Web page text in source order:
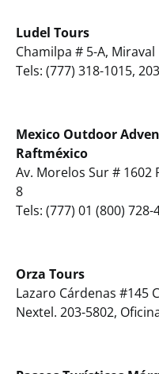
Ludel Tours
Chamilpa # 5-A, Miraval
Tels: (777) 318-1015,
Mexico Outdoor
Raftméxico
Av. Morelos Sur #
8
Tels: (777) 01 (800)
Orza Tours
Lazaro Cárdenas #145
Nextel. 203-5802,